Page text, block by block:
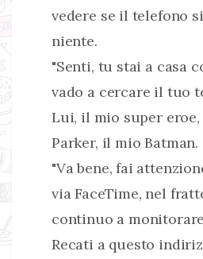
vedere se il telefono
niente.
"Senti, tu stai a casa
vado a cercare il tuo
Lui, il mio super
Parker, il mio Batman.
"Va bene, fai
via FaceTime, nel
continuo a
Recati a questo